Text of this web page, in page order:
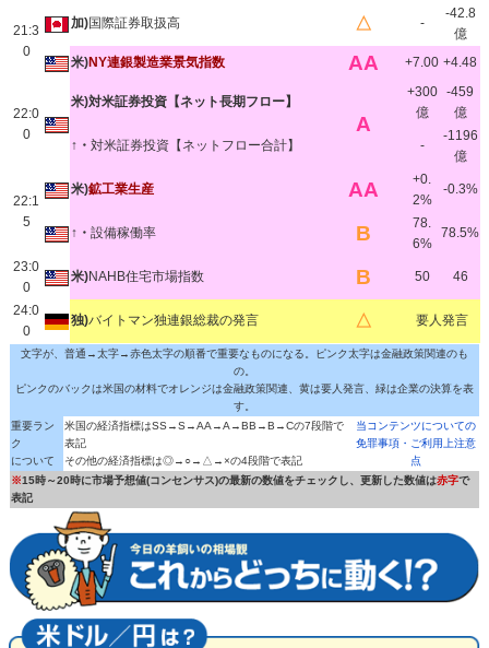
21:3
0
加)国際証券取扱高 △ -
-42.8
億
米)NY連銀製造業景気指数 AA +7.00 +4.48
22:0
0
米)対米証券投資【ネット長期フロー】
A
+300
億
-459
億
↑・ 対米証券投資【ネットフロー合計】 -
-1196
億
22:1
5
米)鉱工業生産 AA
+0.
2%
-0.3%
↑・ 設備稼働率 B
78.
6%
78.5%
23:0
0
米)NAHB住宅市場指数 B 50 46
24:0
0
独)バイトマン独連銀総裁の発言 △ 要人発言
文字が、普通→太字→赤色太字の順番で重要なものになる。ピンク太字は金融政策関連のも
の。
ピンクのバックは米国の材料でオレンジは金融政策関連、黄は要人発言、緑は企業の決算を表
す。
重要ラン
ク
について
米国の経済指標はSS→S→AA→A→BB→B→Cの7段階で
表記
その他の経済指標は◎→○→△→×の4段階で表記
当コンテンツについての
免罪事項・ご利用上注意
点
※15時～20時に市場予想値(コンセンサス)の最新の数値をチェックし、更新した数値は赤字で
表記